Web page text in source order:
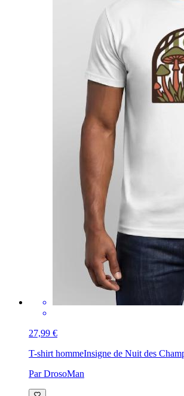
27,99 €
T-shirt hommeInsigne de Nuit des
Par DrosoMan